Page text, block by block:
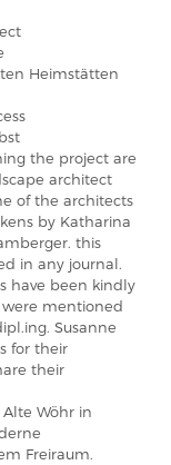
Heimstätten
the project are
architect
of the architects
by Katharina
this
in any journal.
have been kindly
mentioned
Susanne
for their
their
Wöhr in
Freiraum.